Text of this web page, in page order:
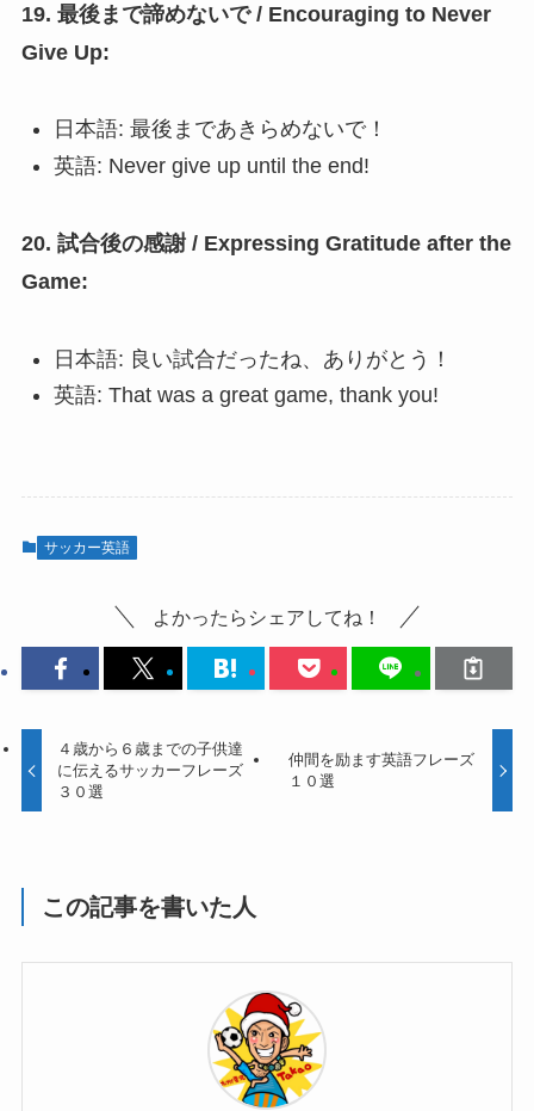
19. 最後まで諦めないで / Encouraging to Never
Give Up:
日本語: 最後まであきらめないで！
英語: Never give up until the end!
20. 試合後の感謝 / Expressing Gratitude after the
Game:
日本語: 良い試合だったね、ありがとう！
英語: That was a great game, thank you!
サッカー英語
よかったらシェアしてね！
４歳から６歳までの子供達
に伝えるサッカーフレーズ
３０選
仲間を励ます英語フレーズ
１０選
この記事を書いた人